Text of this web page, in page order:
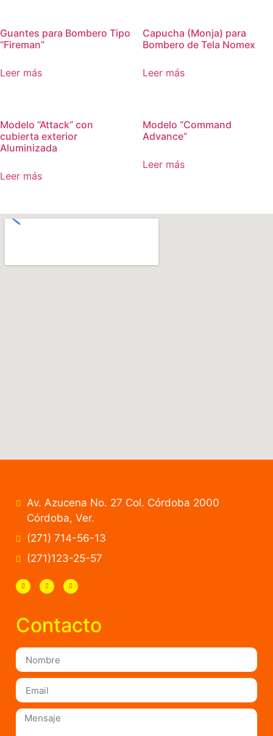
Guantes para Bombero Tipo
“Fireman”
Leer más
Capucha (Monja) para
Bombero de Tela Nomex
Leer más
Modelo “Attack” con
cubierta exterior
Aluminizada
Leer más
Modelo “Command
Advance”
Leer más
Av. Azucena No. 27 Col. Córdoba 2000
Córdoba, Ver.
(271) 714-56-13
(271)123-25-57
Contacto